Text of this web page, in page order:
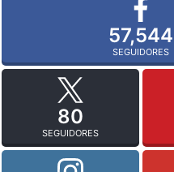
57,544
SEGUIDORES
80
SEGUIDORES